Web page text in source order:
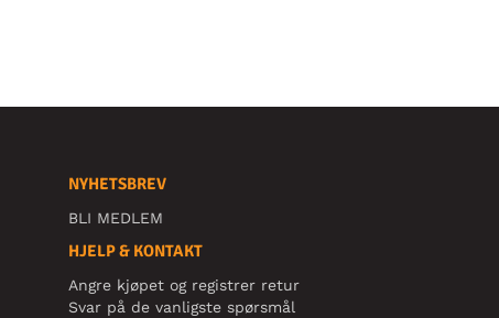
NYHETSBREV
BLI MEDLEM
HJELP & KONTAKT
Angre kjøpet og registrer retur
Svar på de vanligste spørsmål